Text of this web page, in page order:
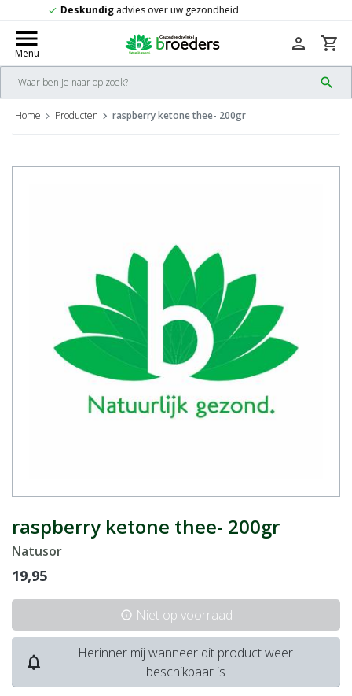
check Gratisverzending vanaf 50,-
menu
Menu
search
person shopping_cart
Home Producten raspberry ketone thee- 200gr
raspberry ketone thee- 200gr
Natusor
19,95
info Niet op voorraad
notifications_none
Herinner mij wanneer dit product weer
beschikbaar is